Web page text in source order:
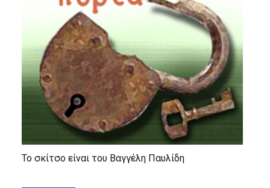
Το σκίτσο είναι του Βαγγέλη Παυλίδη